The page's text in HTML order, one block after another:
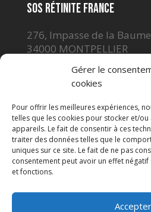
Gérer le
cookies
Pour offrir les meilleures expériences,
telles que les cookies pour stocker et/
appareils. Le fait de consentir à ces
traiter des données telles que le
uniques sur ce site. Le fait de ne pas
consentement peut avoir un effet
et fonctions.
Accepter
SOS Rétinite France
276, Impasse de la Baume
34000 MONTPELLIER
sosret@gmail.com
Adhérer